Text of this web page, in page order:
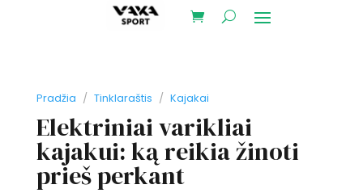
Pradžia / Tinklaraštis / Kajakai
Elektriniai varikliai
kajakui: ką reikia žinoti
prieš perkant